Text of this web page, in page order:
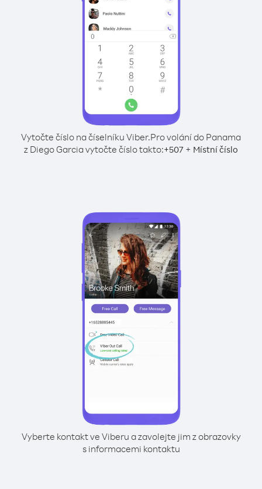
Vytočte číslo na číselníku Viber.Pro volání do Panama
z Diego Garcia vytočte číslo takto:+507 + Místní číslo
Vyberte kontakt ve Viberu a zavolejte jim z obrazovky
s informacemi kontaktu